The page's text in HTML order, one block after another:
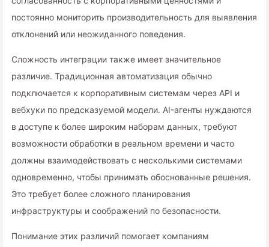
постоянно мониторить производительность для выявления
отклонений или неожиданного поведения.
Сложность интеграции также имеет значительное
различие. Традиционная автоматизация обычно
подключается к корпоративным системам через API и
вебхуки по предсказуемой модели. AI-агенты нуждаются
в доступе к более широким наборам данных, требуют
возможности обработки в реальном времени и часто
должны взаимодействовать с несколькими системами
одновременно, чтобы принимать обоснованные решения.
Это требует более сложного планирования
инфраструктуры и соображений по безопасности.
Понимание этих различий помогает компаниям